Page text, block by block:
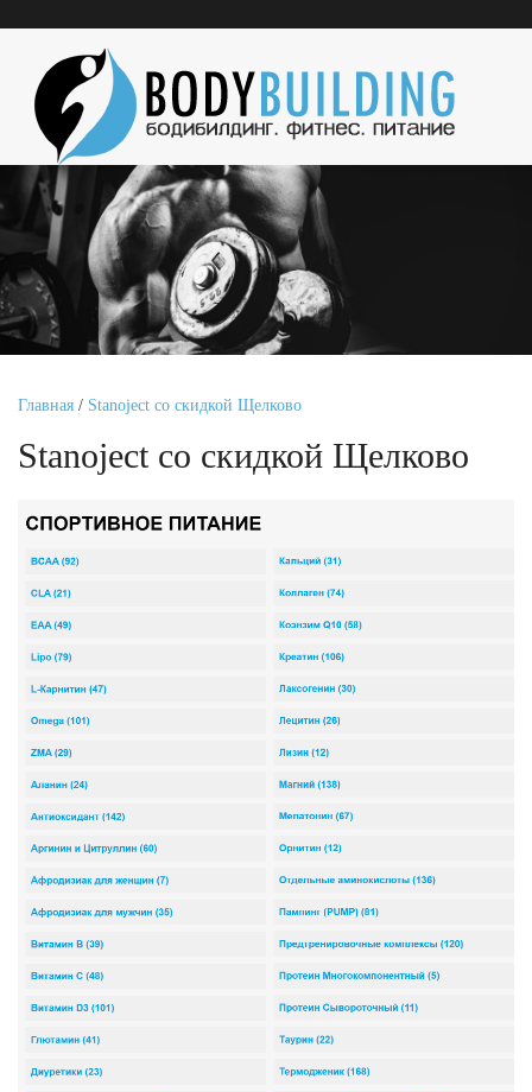
Главная / Stanoject со скидкой Щелково
Stanoject со скидкой Щелково